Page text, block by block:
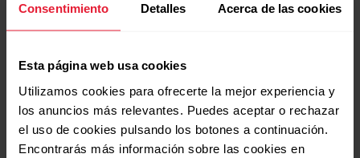
Consentimiento Detalles Acerca de las cookies
Esta página web usa cookies
Utilizamos cookies para ofrecerte la mejor experiencia y
los anuncios más relevantes. Puedes aceptar o rechazar
el uso de cookies pulsando los botones a continuación.
Encontrarás más información sobre las cookies en
Más información
Posicionamiento en Polar Grit X2/Grit X2 Pro/Ignite
3/Vantage M3/Vantage V3